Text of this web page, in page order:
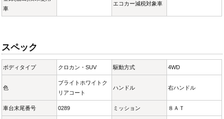
車
エコカー減税対象車
スペック
ボディタイプ クロカン・SUV 駆動方式 4WD
色
ブライトホワイトク
リアコート
ハンドル 右ハンドル
車台末尾番号 0289 ミッション ８ＡＴ